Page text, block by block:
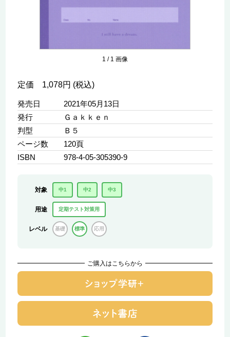
1 / 1 画像
定価 1,078円 (税込)
発売日
2021年05月13日
発行
Ｇａｋｋｅｎ
判型
Ｂ５
ページ数
120頁
ISBN
978-4-05-305390-9
対象 中1 中2 中3
用途 定期テスト対策用
レベル 基礎 標準 応用
ご購入はこちらから